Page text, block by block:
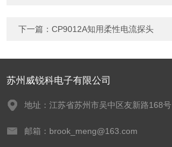
下一篇：CP9012A知用柔性电流探头
苏州威锐科电子有限公司
地址：江苏省苏州市吴中区友新路168号
邮箱：brook_meng@163.com